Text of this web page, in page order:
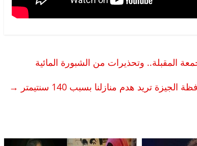
المقبلة.. وتحذيرات من الشبورة المائية
→